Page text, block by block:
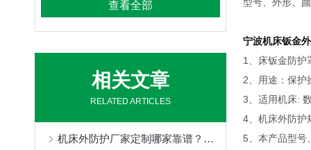
查看全部
相关文章
RELATED ARTICLES
机床外防护厂家定制哪家靠谱？奔兴的柔性生产与快速响应机制
宁波机床钣金
1、床钣金防护
2、用途：保护
3、适用机床:
4、机床外防护
5、本产品型号